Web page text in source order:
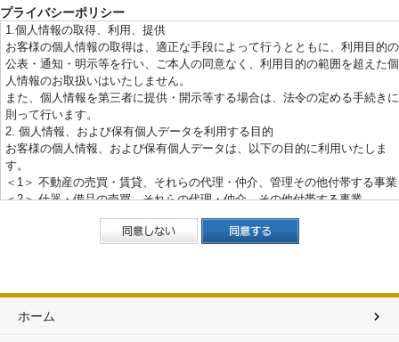
します。 当会のサービスは、会員登録の手続きを行った方に対して提供さ
ます。 会員の登録内容に虚偽があることが発覚した場合や、本規約に違反
た場合、 当社が会員と電子メールでの連絡が相当期間取れない場合、その
利用方法が不適切であると当社が判断した場合、 当社は当該会員に事前通
することなく会員登録を抹消できるものとします。
■第3条 目的
当サービスは、当社が、 当社サイトを利用されているお客様に対して、お
様個人に用意した専用ページ通じ、不動産の物件情報、 関連する情報の提
及び、当社担当者との間でのご連絡をとらせていただくことを目的としてい
ます。
■第4条 提供サービス
当サービスは、会員に対して以下のサービスを提供します。不動産情報の総
■第5条 掲載物件情報
当サービスにて提供する物件情報は、当社が直接仲介業務を目的とした物件
るものではありません。 当サービスにて提供する物件情報は、物件の成約
らかじめご了承ください。 当サービスにて提供する物件の有無や詳細は、
プライバシーポリシー
1.個人情報の取得、利用、提供
お客様の個人情報の取得は、適正な手段によって行うとともに、利用目的の
公表・通知・明示等を行い、ご本人の同意なく、利用目的の範囲を超えた個
人情報のお取扱いはいたしません。
また、個人情報を第三者に提供・開示等する場合は、法令の定める手続きに
則って行います。
2. 個人情報、および保有個人データを利用する目的
お客様の個人情報、および保有個人データは、以下の目的に利用いたしま
す。
＜1＞ 不動産の売買・賃貸、それらの代理・仲介、管理その他付帯する事業
＜2＞ 什器・備品の売買、それらの代理・仲介、その他付帯する事業
＜3＞ 上記の事業に関して、郵便物・電子メール・電話等による営業活動、
顧客動向分析または商品・ 営業手法開発等の調査分析
に必要な範囲で、書面・郵便物・電話・インターネット・電子メール・情報
システム・広告媒体等で第三者に提供されることがあります。なお、ご本人
からの申し出により、相手先への提供は停止いたします。
ホーム